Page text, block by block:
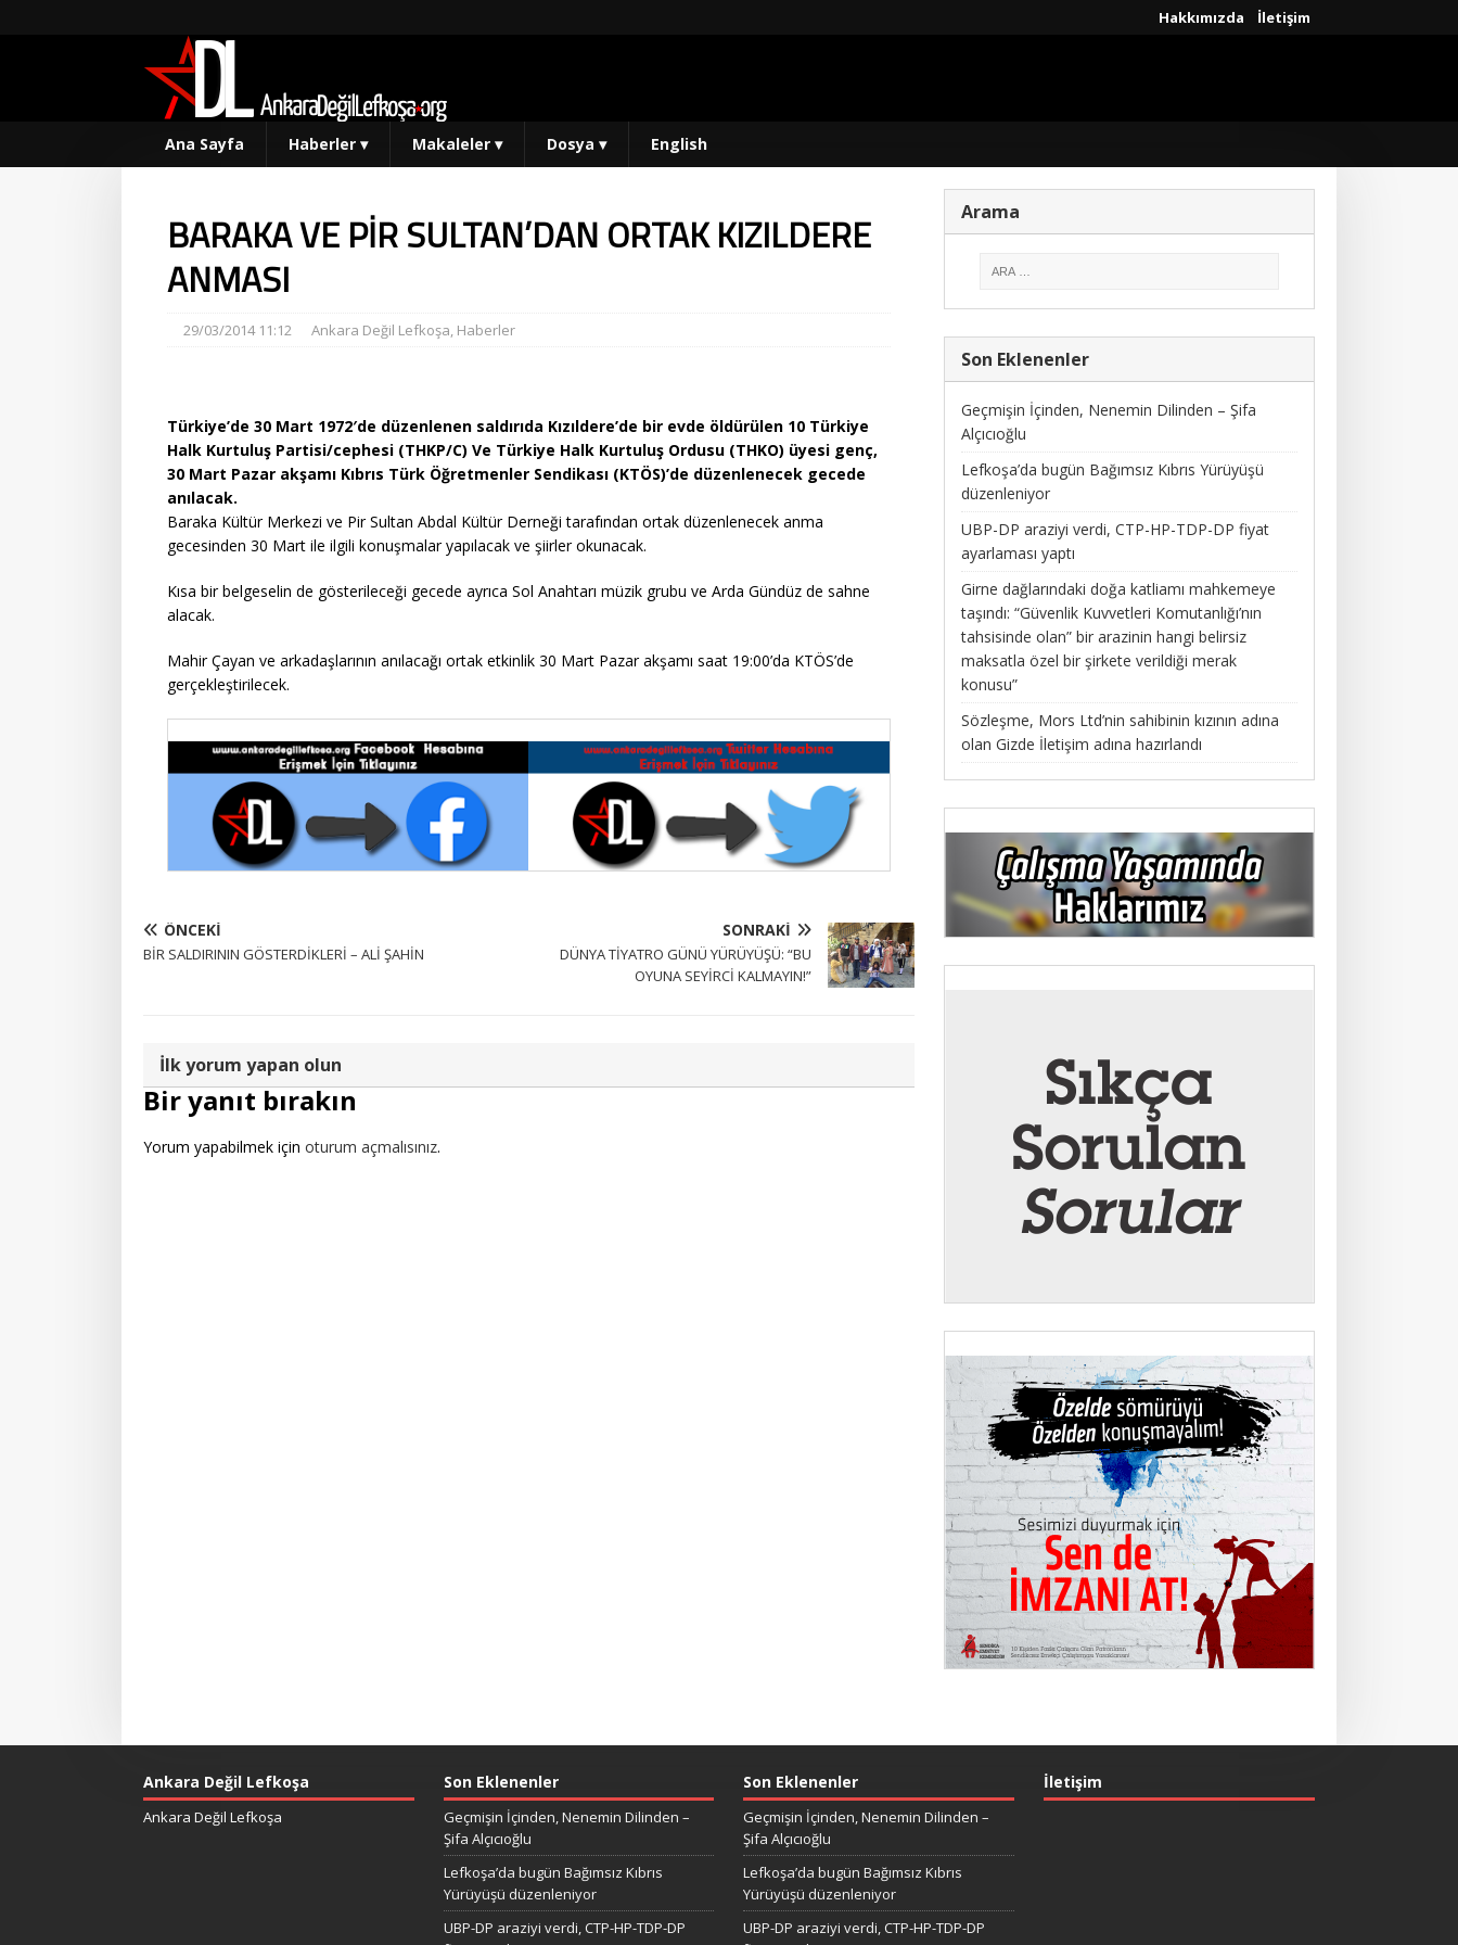
Hakkımızda İletişim
Ana Sayfa Haberler ▾ Makaleler ▾ Dosya ▾ English
BARAKA VE PİR SULTAN’DAN ORTAK KIZILDERE
ANMASI
29/03/2014 11:12 Ankara Değil Lefkoşa, Haberler
Türkiye’de 30 Mart 1972′de düzenlenen saldırıda Kızıldere’de bir evde öldürülen 10 Türkiye
Halk Kurtuluş Partisi/cephesi (THKP/C) Ve Türkiye Halk Kurtuluş Ordusu (THKO) üyesi genç,
30 Mart Pazar akşamı Kıbrıs Türk Öğretmenler Sendikası (KTÖS)’de düzenlenecek gecede
anılacak.
Baraka Kültür Merkezi ve Pir Sultan Abdal Kültür Derneği tarafından ortak düzenlenecek anma
gecesinden 30 Mart ile ilgili konuşmalar yapılacak ve şiirler okunacak.
Kısa bir belgeselin de gösterileceği gecede ayrıca Sol Anahtarı müzik grubu ve Arda Gündüz de sahne
alacak.
Mahir Çayan ve arkadaşlarının anılacağı ortak etkinlik 30 Mart Pazar akşamı saat 19:00’da KTÖS’de
gerçekleştirilecek.
ÖNCEKI
BİR SALDIRININ GÖSTERDİKLERİ – ALİ ŞAHİN
SONRAKI
DÜNYA TİYATRO GÜNÜ YÜRÜYÜŞÜ: “BU
OYUNA SEYİRCİ KALMAYIN!”
İlk yorum yapan olun
Bir yanıt bırakın
Yorum yapabilmek için oturum açmalısınız.
Arama
Son Eklenenler
Geçmişin İçinden, Nenemin Dilinden – Şifa
Alçıcıoğlu
Lefkoşa’da bugün Bağımsız Kıbrıs Yürüyüşü
düzenleniyor
UBP-DP araziyi verdi, CTP-HP-TDP-DP fiyat
ayarlaması yaptı
Girne dağlarındaki doğa katliamı mahkemeye
taşındı: “Güvenlik Kuvvetleri Komutanlığı’nın
tahsisinde olan” bir arazinin hangi belirsiz
maksatla özel bir şirkete verildiği merak
konusu”
Sözleşme, Mors Ltd’nin sahibinin kızının adına
olan Gizde İletişim adına hazırlandı
Ankara Değil Lefkoşa
Ankara Değil Lefkoşa
Son Eklenenler
Geçmişin İçinden, Nenemin Dilinden –
Şifa Alçıcıoğlu
Lefkoşa’da bugün Bağımsız Kıbrıs
Yürüyüşü düzenleniyor
UBP-DP araziyi verdi, CTP-HP-TDP-DP
Son Eklenenler
Geçmişin İçinden, Nenemin Dilinden –
Şifa Alçıcıoğlu
Lefkoşa’da bugün Bağımsız Kıbrıs
Yürüyüşü düzenleniyor
UBP-DP araziyi verdi, CTP-HP-TDP-DP
İletişim